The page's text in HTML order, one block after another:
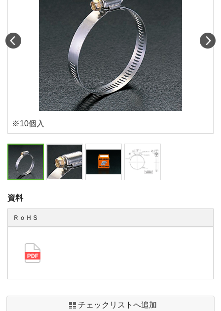
チェックリストへ追加
※10個入
資料
ＲｏＨＳ